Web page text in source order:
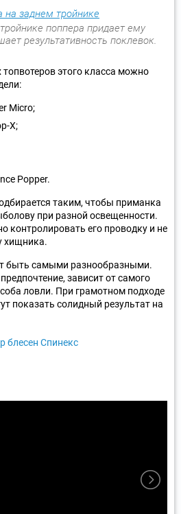
поппера придает ему
результативность поклевок.
этого класса можно
Micro;
X;
Popper.
таким, чтобы приманка
при разной освещенности.
контролировать его проводку и не
хищника.
быть самыми разнообразными.
зависит от самого
ловли. При грамотном подходе
показать солидный результат на
блесен Спинекс